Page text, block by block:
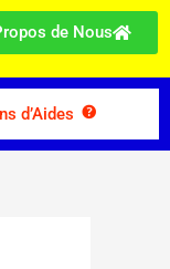
de Nous
d’Aides